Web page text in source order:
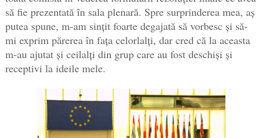
să fie prezentată în sala plenară. Spre surprinderea mea, aș
putea spune, m-am sințit foarte degajată să vorbesc și să-
mi exprim părerea în fața celorlalți, dar cred că la aceasta
m-au ajutat și ceilalți din grup care au fost deschiși și
receptivi la ideile mele.